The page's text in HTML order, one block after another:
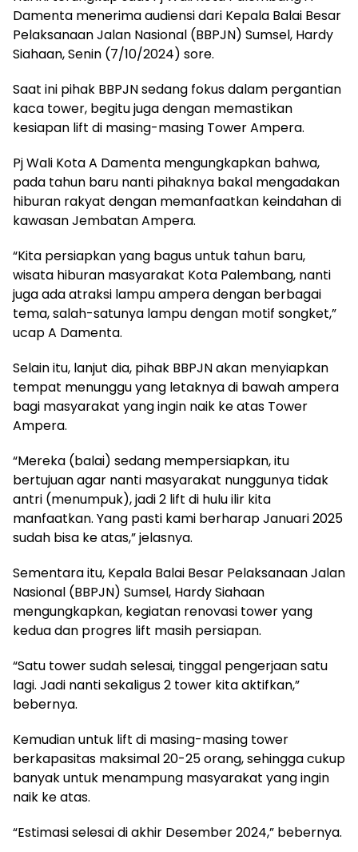
Damenta menerima audiensi dari Kepala Balai Besar
Pelaksanaan Jalan Nasional (BBPJN) Sumsel, Hardy
Siahaan, Senin (7/10/2024) sore.
Saat ini pihak BBPJN sedang fokus dalam pergantian
kaca tower, begitu juga dengan memastikan
kesiapan lift di masing-masing Tower Ampera.
Pj Wali Kota A Damenta mengungkapkan bahwa,
pada tahun baru nanti pihaknya bakal mengadakan
hiburan rakyat dengan memanfaatkan keindahan di
kawasan Jembatan Ampera.
“Kita persiapkan yang bagus untuk tahun baru,
wisata hiburan masyarakat Kota Palembang, nanti
juga ada atraksi lampu ampera dengan berbagai
tema, salah-satunya lampu dengan motif songket,”
ucap A Damenta.
Selain itu, lanjut dia, pihak BBPJN akan menyiapkan
tempat menunggu yang letaknya di bawah ampera
bagi masyarakat yang ingin naik ke atas Tower
Ampera.
“Mereka (balai) sedang mempersiapkan, itu
bertujuan agar nanti masyarakat nunggunya tidak
antri (menumpuk), jadi 2 lift di hulu ilir kita
manfaatkan. Yang pasti kami berharap Januari 2025
sudah bisa ke atas,” jelasnya.
Sementara itu, Kepala Balai Besar Pelaksanaan Jalan
Nasional (BBPJN) Sumsel, Hardy Siahaan
mengungkapkan, kegiatan renovasi tower yang
kedua dan progres lift masih persiapan.
“Satu tower sudah selesai, tinggal pengerjaan satu
lagi. Jadi nanti sekaligus 2 tower kita aktifkan,”
bebernya.
Kemudian untuk lift di masing-masing tower
berkapasitas maksimal 20-25 orang, sehingga cukup
banyak untuk menampung masyarakat yang ingin
naik ke atas.
“Estimasi selesai di akhir Desember 2024,” bebernya.